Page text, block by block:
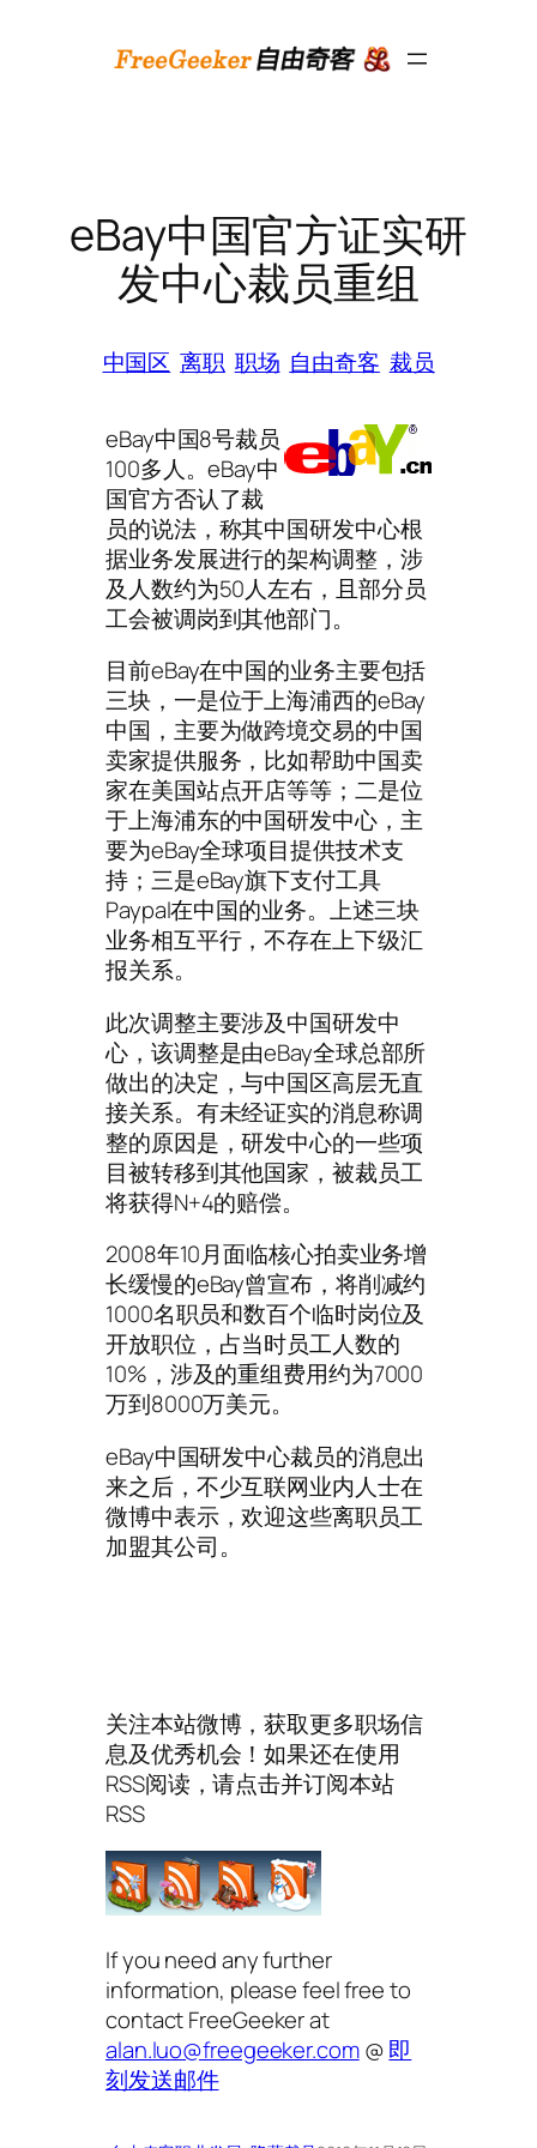
eBay中国官方证实研
发中心裁员重组
中国区 离职 职场 自由奇客 裁员
eBay中国8号裁员
100多人。eBay中
国官方否认了裁
员的说法，称其中国研发中心根
据业务发展进行的架构调整，涉
及人数约为50人左右，且部分员
工会被调岗到其他部门。
目前eBay在中国的业务主要包括
三块，一是位于上海浦西的eBay
中国，主要为做跨境交易的中国
卖家提供服务，比如帮助中国卖
家在美国站点开店等等；二是位
于上海浦东的中国研发中心，主
要为eBay全球项目提供技术支
持；三是eBay旗下支付工具
Paypal在中国的业务。上述三块
业务相互平行，不存在上下级汇
报关系。
此次调整主要涉及中国研发中
心，该调整是由eBay全球总部所
做出的决定，与中国区高层无直
接关系。有未经证实的消息称调
整的原因是，研发中心的一些项
目被转移到其他国家，被裁员工
将获得N+4的赔偿。
2008年10月面临核心拍卖业务增
长缓慢的eBay曾宣布，将削减约
1000名职员和数百个临时岗位及
开放职位，占当时员工人数的
10%，涉及的重组费用约为7000
万到8000万美元。
eBay中国研发中心裁员的消息出
来之后，不少互联网业内人士在
微博中表示，欢迎这些离职员工
加盟其公司。
关注本站微博，获取更多职场信
息及优秀机会！如果还在使用
RSS阅读，请点击并订阅本站
RSS
If you need any further
information, please feel free to
contact FreeGeeker at
alan.luo@freegeeker.com@即
刻发送邮件